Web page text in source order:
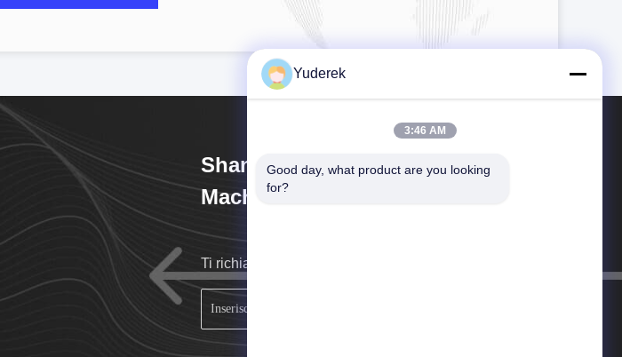
Shanghai Xinyu Packaging
Machinery Co., Ltd.
Ti richiameremo il prima possibile.
Yuderek
3:46 AM
Good day, what product are you looking
for?